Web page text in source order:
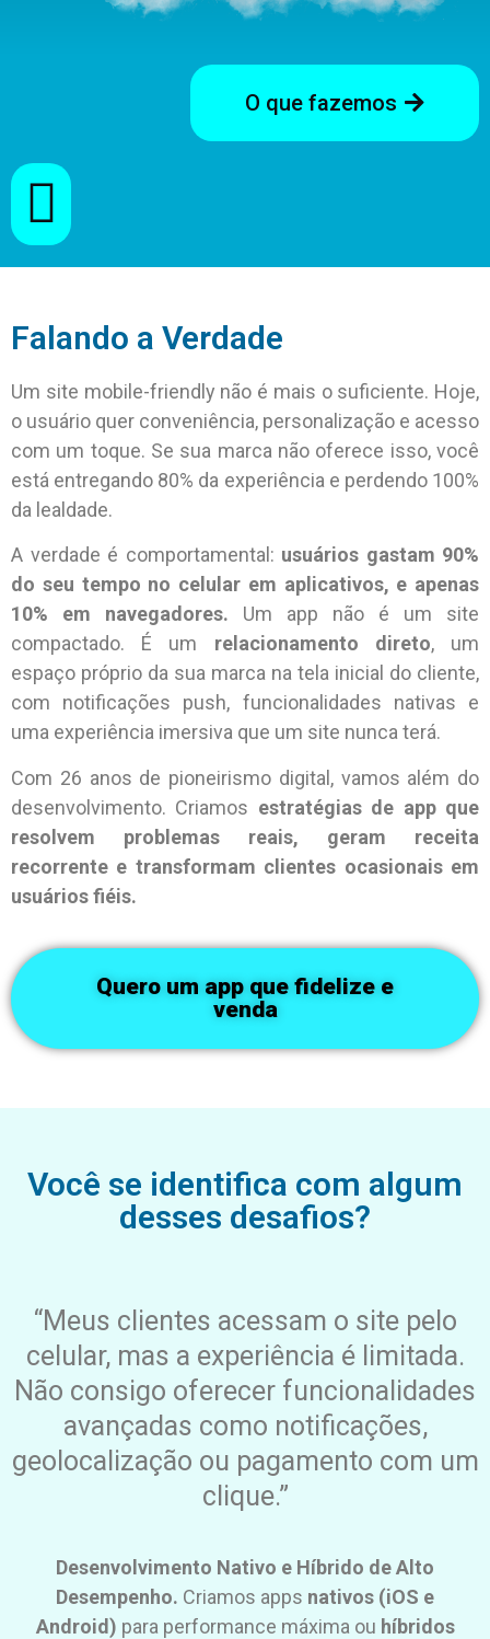
O que fazemos
Falando a Verdade
Um site mobile-friendly não é mais o suficiente. Hoje,
o usuário quer conveniência, personalização e acesso
com um toque. Se sua marca não oferece isso, você
está entregando 80% da experiência e perdendo 100%
da lealdade.
A verdade é comportamental: usuários gastam 90%
do seu tempo no celular em aplicativos, e apenas
10% em navegadores. Um app não é um site
compactado. É um relacionamento direto, um
espaço próprio da sua marca na tela inicial do cliente,
com notificações push, funcionalidades nativas e
uma experiência imersiva que um site nunca terá.
Com 26 anos de pioneirismo digital, vamos além do
desenvolvimento. Criamos estratégias de app que
resolvem problemas reais, geram receita
recorrente e transformam clientes ocasionais em
usuários fiéis.
Quero um app que fidelize e
venda
Você se identifica com algum
desses desafios?
“Meus clientes acessam o site pelo
celular, mas a experiência é limitada.
Não consigo oferecer funcionalidades
avançadas como notificações,
geolocalização ou pagamento com um
clique.”
Desenvolvimento Nativo e Híbrido de Alto
Desempenho. Criamos apps nativos (iOS e
Android) para performance máxima ou híbridos